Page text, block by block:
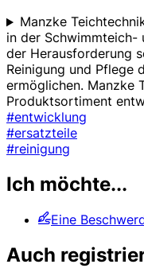
Manzke
in der Schwimmteich-
der Herausforderung
Reinigung und Pflege
ermöglichen. Manzke
Produktsortiment
#entwicklung
#ersatzteile
#reinigung
Ich möchte...
Eine
Auch